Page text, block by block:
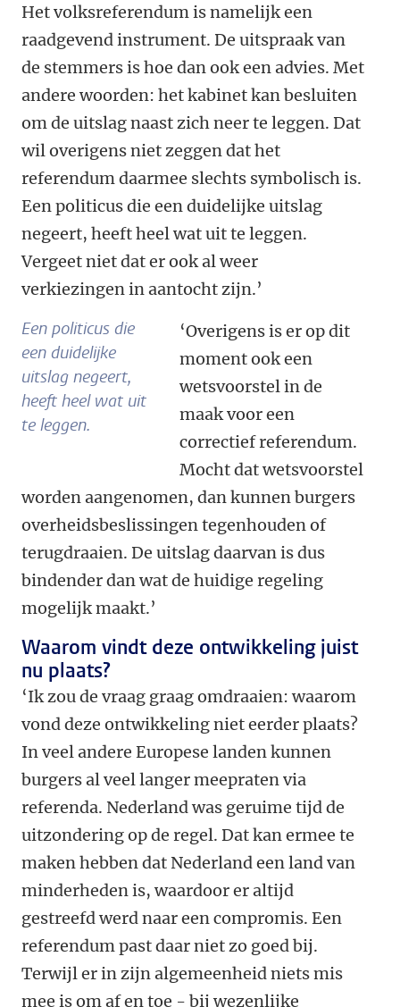
Het volksreferendum is namelijk een
raadgevend instrument. De uitspraak van
de stemmers is hoe dan ook een advies. Met
andere woorden: het kabinet kan besluiten
om de uitslag naast zich neer te leggen. Dat
wil overigens niet zeggen dat het
referendum daarmee slechts symbolisch is.
Een politicus die een duidelijke uitslag
negeert, heeft heel wat uit te leggen.
Vergeet niet dat er ook al weer
verkiezingen in aantocht zijn.’
Een politicus die
een duidelijke
uitslag negeert,
heeft heel wat uit
te leggen.
‘Overigens is er op dit
moment ook een
wetsvoorstel in de
maak voor een
correctief referendum.
Mocht dat wetsvoorstel
worden aangenomen, dan kunnen burgers
overheidsbeslissingen tegenhouden of
terugdraaien. De uitslag daarvan is dus
bindender dan wat de huidige regeling
mogelijk maakt.’
Waarom vindt deze ontwikkeling juist
nu plaats?
‘Ik zou de vraag graag omdraaien: waarom
vond deze ontwikkeling niet eerder plaats?
In veel andere Europese landen kunnen
burgers al veel langer meepraten via
referenda. Nederland was geruime tijd de
uitzondering op de regel. Dat kan ermee te
maken hebben dat Nederland een land van
minderheden is, waardoor er altijd
gestreefd werd naar een compromis. Een
referendum past daar niet zo goed bij.
Terwijl er in zijn algemeenheid niets mis
mee is om af en toe - bij wezenlijke